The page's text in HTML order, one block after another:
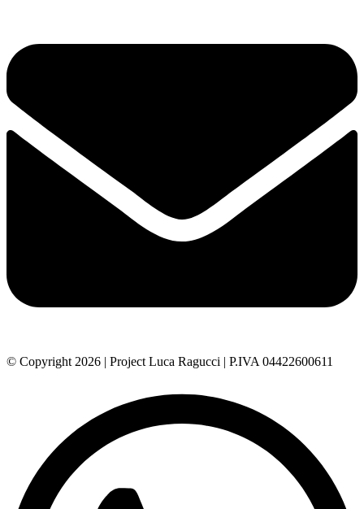
© Copyright 2026 | Project Luca Ragucci | P.IVA 04422600611